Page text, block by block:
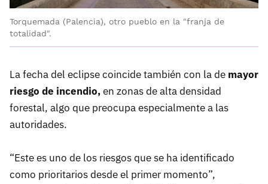
Torquemada (Palencia), otro pueblo en la "franja de
totalidad".
La fecha del eclipse coincide también con la de mayor
riesgo de incendio,en zonas de alta densidad
forestal, algo que preocupa especialmente a las
autoridades.
“Este es uno de los riesgos que se ha identificado
como prioritarios desde el primer momento”,